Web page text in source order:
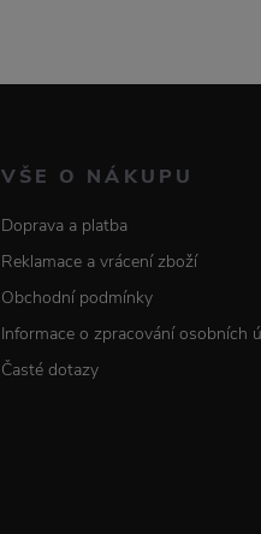
VŠE O NÁKUPU
Doprava a platba
Reklamace a vrácení zboží
Obchodní podmínky
Informace o zpracování osobních
Časté dotazy